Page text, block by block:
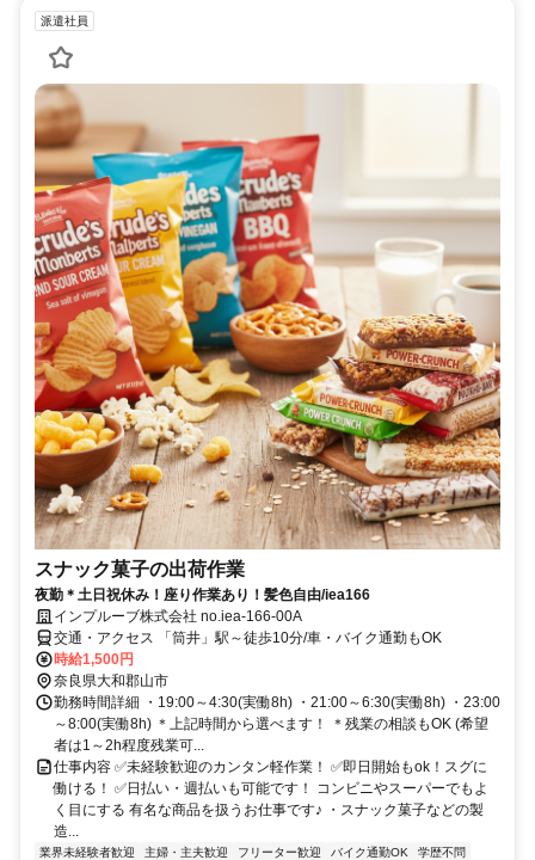
派遣社員
スナック菓子の出荷作業
夜勤＊土日祝休み！座り作業あり！髪色自由/iea166
インプルーブ株式会社 no.iea-166-00A
交通・アクセス 「筒井」駅～徒歩10分/車・バイク通勤もOK
時給1,500円
奈良県大和郡山市
勤務時間詳細 ・19:00～4:30(実働8h) ・21:00～6:30(実働8h) ・23:00
～8:00(実働8h) ＊上記時間から選べます！ ＊残業の相談もOK (希望
者は1～2h程度残業可...
仕事内容 ✅未経験歓迎のカンタン軽作業！ ✅即日開始もok！スグに
働ける！ ✅日払い・週払いも可能です！ コンビニやスーパーでもよ
く目にする 有名な商品を扱うお仕事です♪ ・スナック菓子などの製
造...
業界未経験者歓迎 主婦・主夫歓迎 フリーター歓迎 バイク通勤OK
学歴不問